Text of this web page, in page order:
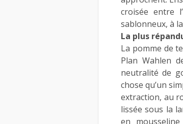
croisée entre
sablonneux, à
La plus
La pomme de
Plan Wahlen
neutralité de
chose qu’un
extraction, au
lissée sous la
en